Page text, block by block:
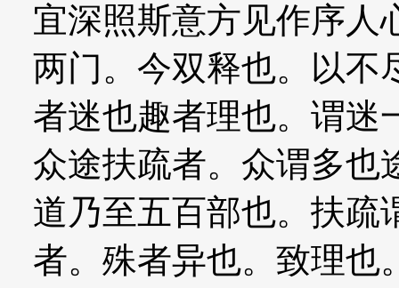
宜深照斯意方见作序人
两门。今双释也。以不
者迷也趣者理也。谓迷
众途扶疏者。众谓多也
道乃至五百部也。扶疏
者。殊者异也。致理也